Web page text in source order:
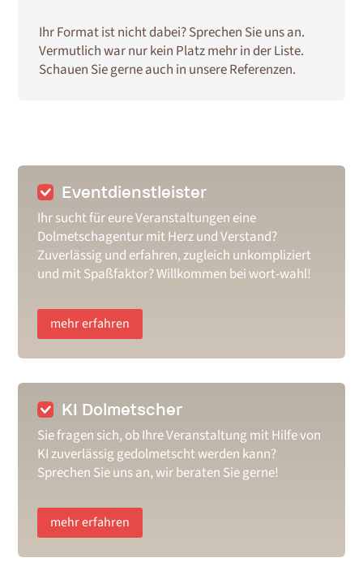
Ihr Format ist nicht dabei? Sprechen Sie uns an.
Vermutlich war nur kein Platz mehr in der Liste.
Schauen Sie gerne auch in unsere Referenzen.
Eventdienstleister
Ihr sucht für eure Veranstaltungen eine
Dolmetschagentur mit Herz und Verstand?
Zuverlässig und erfahren, zugleich unkompliziert
und mit Spaßfaktor? Willkommen bei wort-wahl!
mehr erfahren
KI Dolmetscher
Sie fragen sich, ob Ihre Veranstaltung mit Hilfe von
KI zuverlässig gedolmetscht werden kann?
Sprechen Sie uns an, wir beraten Sie gerne!
mehr erfahren